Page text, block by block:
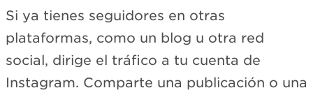
Si ya tienes seguidores en otras
plataformas, como un blog u otra red
social, dirige el tráfico a tu cuenta de
Instagram. Comparte una publicación o una